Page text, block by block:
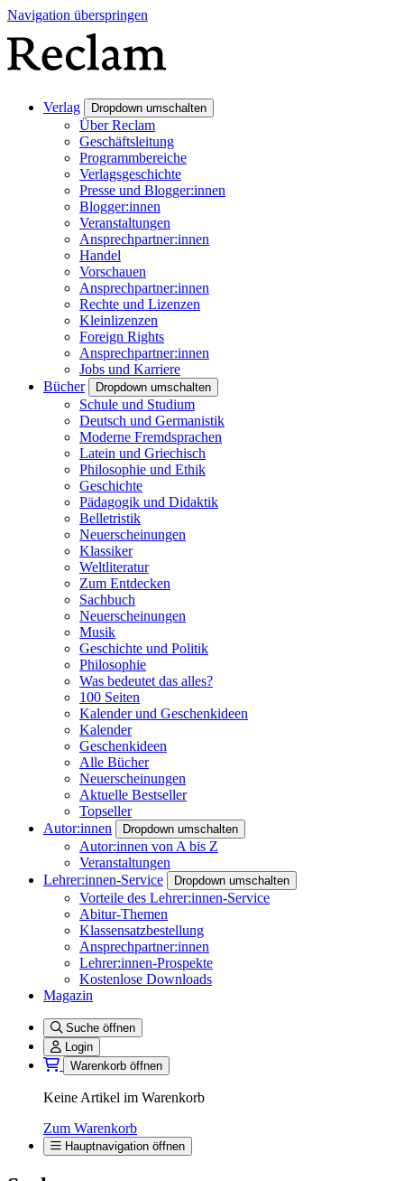
Navigation überspringen
Verlag Dropdown umschalten
Über Reclam
Geschäftsleitung
Programmbereiche
Verlagsgeschichte
Presse und Blogger:innen
Blogger:innen
Veranstaltungen
Ansprechpartner:innen
Handel
Vorschauen
Ansprechpartner:innen
Rechte und Lizenzen
Kleinlizenzen
Foreign Rights
Ansprechpartner:innen
Jobs und Karriere
Bücher
Dropdown umschalten
Schule und Studium
Deutsch und Germanistik
Moderne Fremdsprachen
Latein und Griechisch
Philosophie und Ethik
Geschichte
Pädagogik und Didaktik
Belletristik
Neuerscheinungen
Klassiker
Weltliteratur
Zum Entdecken
Sachbuch
Neuerscheinungen
Musik
Geschichte und Politik
Philosophie
Was bedeutet das alles?
100 Seiten
Kalender und Geschenkideen
Kalender
Geschenkideen
Alle Bücher
Neuerscheinungen
Aktuelle Bestseller
Topseller
Autor:innen
Dropdown umschalten
Autor:innen von A bis Z
Veranstaltungen
Lehrer:innen-Service
Dropdown umschalten
Vorteile des Lehrer:innen-Service
Abitur-Themen
Klassensatzbestellung
Ansprechpartner:innen
Lehrer:innen-Prospekte
Kostenlose Downloads
Magazin
Suche öffnen
Login
Warenkorb öffnen
Keine Artikel im Warenkorb
Zum Warenkorb
Hauptnavigation öffnen